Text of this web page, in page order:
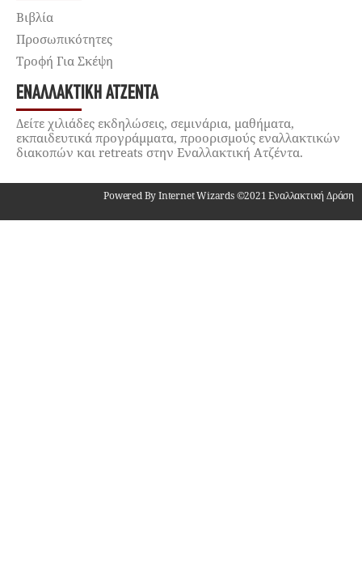
Βιβλία
Προσωπικότητες
Τροφή Για Σκέψη
ΕΝΑΛΛΑΚΤΙΚΉ ΑΤΖΈΝΤΑ
Δείτε χιλιάδες εκδηλώσεις, σεμινάρια, μαθήματα,
εκπαιδευτικά προγράμματα, προορισμούς εναλλακτικών
διακοπών και retreats στην Εναλλακτική Ατζέντα.
Powered By Internet Wizards ©2021 Εναλλακτική Δράση